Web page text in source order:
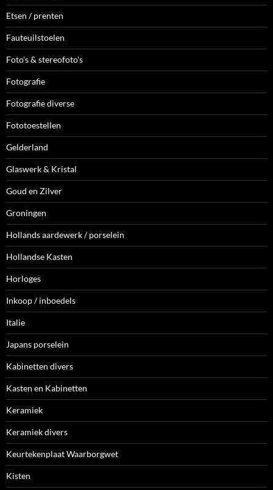
Etsen / prenten
Fauteuilstoelen
Foto's & stereofoto's
Fotografie
Fotografie diverse
Fototoestellen
Gelderland
Glaswerk & Kristal
Goud en Zilver
Groningen
Hollands aardewerk / porselein
Hollandse Kasten
Horloges
Inkoop / inboedels
Italie
Japans porselein
Kabinetten divers
Kasten en Kabinetten
Keramiek
Keramiek divers
Keurtekenplaat Waarborgwet
Kisten